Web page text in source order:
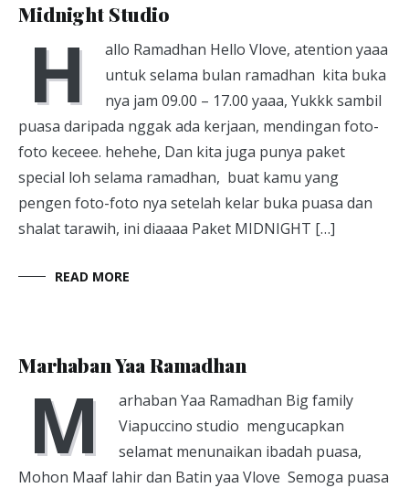
Midnight Studio
H
allo Ramadhan Hello Vlove, atention yaaa
untuk selama bulan ramadhan kita buka
nya jam 09.00 – 17.00 yaaa, Yukkk sambil
puasa daripada nggak ada kerjaan, mendingan foto-
foto keceee. hehehe, Dan kita juga punya paket
special loh selama ramadhan, buat kamu yang
pengen foto-foto nya setelah kelar buka puasa dan
shalat tarawih, ini diaaaa Paket MIDNIGHT […]
READ MORE
Marhaban Yaa Ramadhan
M
arhaban Yaa Ramadhan Big family
Viapuccino studio mengucapkan
selamat menunaikan ibadah puasa,
Mohon Maaf lahir dan Batin yaa Vlove Semoga puasa